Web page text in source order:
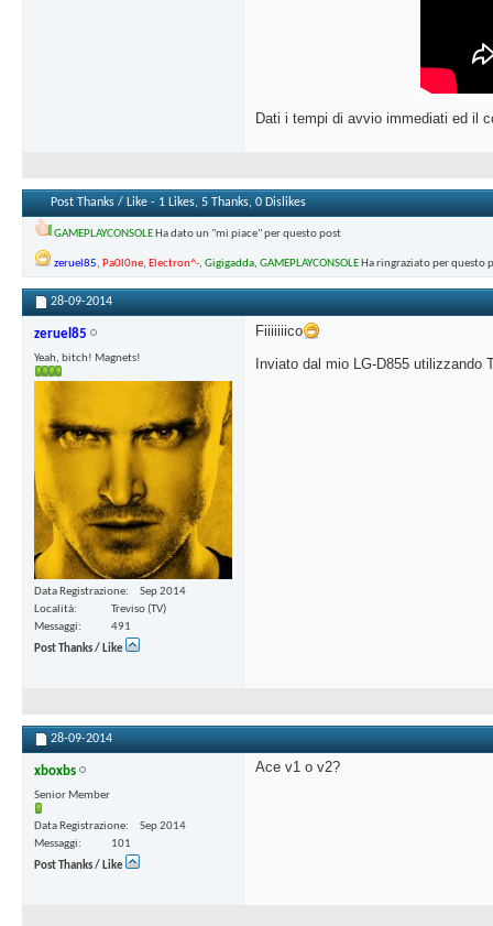
Dati i tempi di avvio immediati ed il
Post Thanks / Like - 1 Likes, 5 Thanks, 0 Dislikes
GAMEPLAYCONSOLEHa dato un "mi piace" per questo post
zeruel85, Pa0l0ne, Electron^-, Gigigadda, GAMEPLAYCONSOLEHa ringraziato per questo
28-09-2014
zeruel85
Yeah, bitch! Magnets!
Data Registrazione
Sep 2014
Località
Treviso (TV)
Messaggi
491
Post Thanks / Like
Fiiiiiiico
Inviato dal mio LG-D855 utilizzando
28-09-2014
xboxbs
Senior Member
Data Registrazione
Sep 2014
Messaggi
101
Post Thanks / Like
Ace v1 o v2?